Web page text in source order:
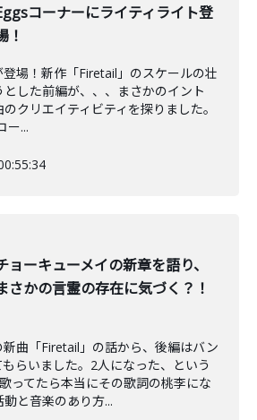
コーナーにライティライト登
！
場！新作「Firetail」のスケールの壮
した前編が、、、まさかのイント
クリエイティビティを探りました。
ー...
ョーキューメイの新章を語り、
さかの言霊の存在に気づく？！
曲「Firetail」の話から、後編はバン
もらいました。2人になった、という
ってたら本当にその歌詞の桃李にな
と音楽のあり方...